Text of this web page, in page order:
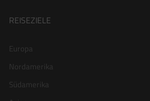
REISEZIELE
Europa
Nordamerika
Südamerika